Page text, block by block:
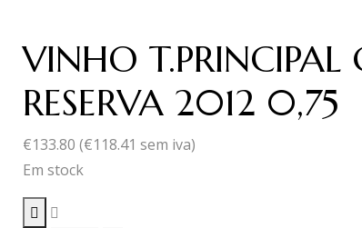
VINHO T.PRINCIPAL
RESERVA 2012 0,75
€133.80 (€118.41 sem iva)
Em stock